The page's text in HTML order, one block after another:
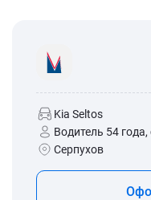
Kia Seltos
Водитель 54
Серпухов